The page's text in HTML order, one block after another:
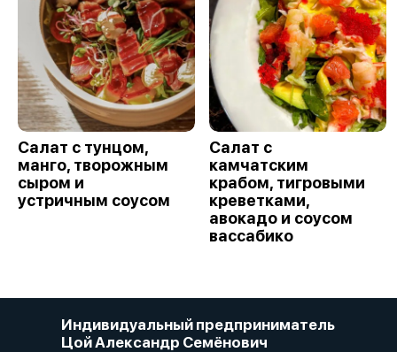
Салат с тунцом,
манго, творожным
сыром и
устричным соусом
Салат с
камчатским
крабом, тигровыми
креветками,
авокадо и соусом
вассабико
Индивидуальный предприниматель
Цой Александр Семёнович